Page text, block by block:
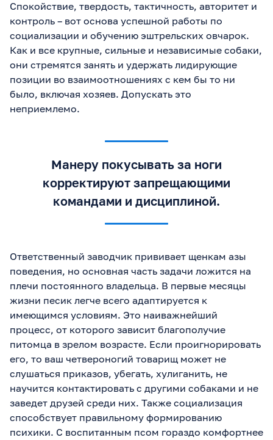
Спокойствие, твердость, тактичность, авторитет и
контроль – вот основа успешной работы по
социализации и обучению эштрельских овчарок.
Как и все крупные, сильные и независимые собаки,
они стремятся занять и удержать лидирующие
позиции во взаимоотношениях с кем бы то ни
было, включая хозяев. Допускать это
неприемлемо.
Манеру покусывать за ноги
корректируют запрещающими
командами и дисциплиной.
Ответственный заводчик прививает щенкам азы
поведения, но основная часть задачи ложится на
плечи постоянного владельца. В первые месяцы
жизни песик легче всего адаптируется к
имеющимся условиям. Это наиважнейший
процесс, от которого зависит благополучие
питомца в зрелом возрасте. Если проигнорировать
его, то ваш четвероногий товарищ может не
слушаться приказов, убегать, хулиганить, не
научится контактировать с другими собаками и не
заведет друзей среди них. Также социализация
способствует правильному формированию
психики. С воспитанным псом гораздо комфортнее